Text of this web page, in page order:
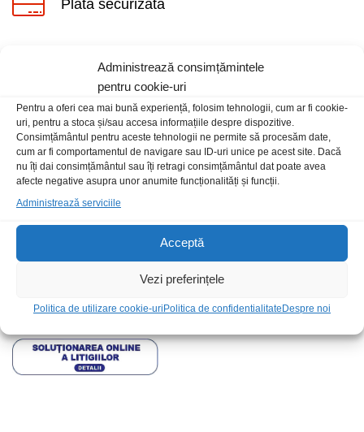
Administrează consimțămintele
pentru cookie-uri
Pentru a oferi cea mai bună experiență, folosim tehnologii, cum ar fi cookie-
uri, pentru a stoca și/sau accesa informațiile despre dispozitive.
Consimțământul pentru aceste tehnologii ne permite să procesăm date,
cum ar fi comportamentul de navigare sau ID-uri unice pe acest site. Dacă
nu îți dai consimțământul sau îți retragi consimțământul dat poate avea
afecte negative asupra unor anumite funcționalități și funcții.
Administrează serviciile
Acceptă
Vezi preferințele
Politica de utilizare cookie-uriPolitica de confidentialitateDespre noi
Plata securizata
Suport telefonic
Informatii
Contact